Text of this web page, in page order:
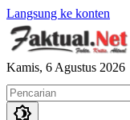
Langsung ke konten
Kamis, 6 Agustus 2026